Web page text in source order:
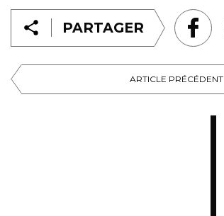
ARTICLE PRÉCÉDENT
PARTAGER